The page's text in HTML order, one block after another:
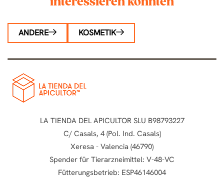
ANDERE KOSMETIK
LA TIENDA DEL APICULTOR SLU B98793227
C/ Casals, 4 (Pol. Ind. Casals)
Xeresa - Valencia (46790)
Spender für Tierarzneimittel: V-48-VC
Fütterungsbetrieb: ESP46146004